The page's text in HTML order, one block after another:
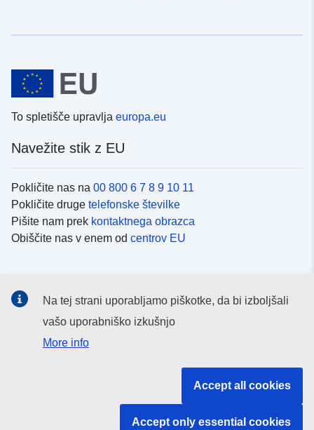
To spletišče upravlja europa.eu
Navežite stik z EU
Pokličite nas na 00 800 6 7 8 9 10 11
Pokličite druge telefonske številke
Pišite nam prek kontaktnega obrazca
Obiščite nas v enem od centrov EU
Iskanje podružbenih medijih EU
Na tej strani uporabljamo piškotke, da bi izboljšali
vašo uporabniško izkušnjo
More info
Accept all cookies
Accept only essential cookies